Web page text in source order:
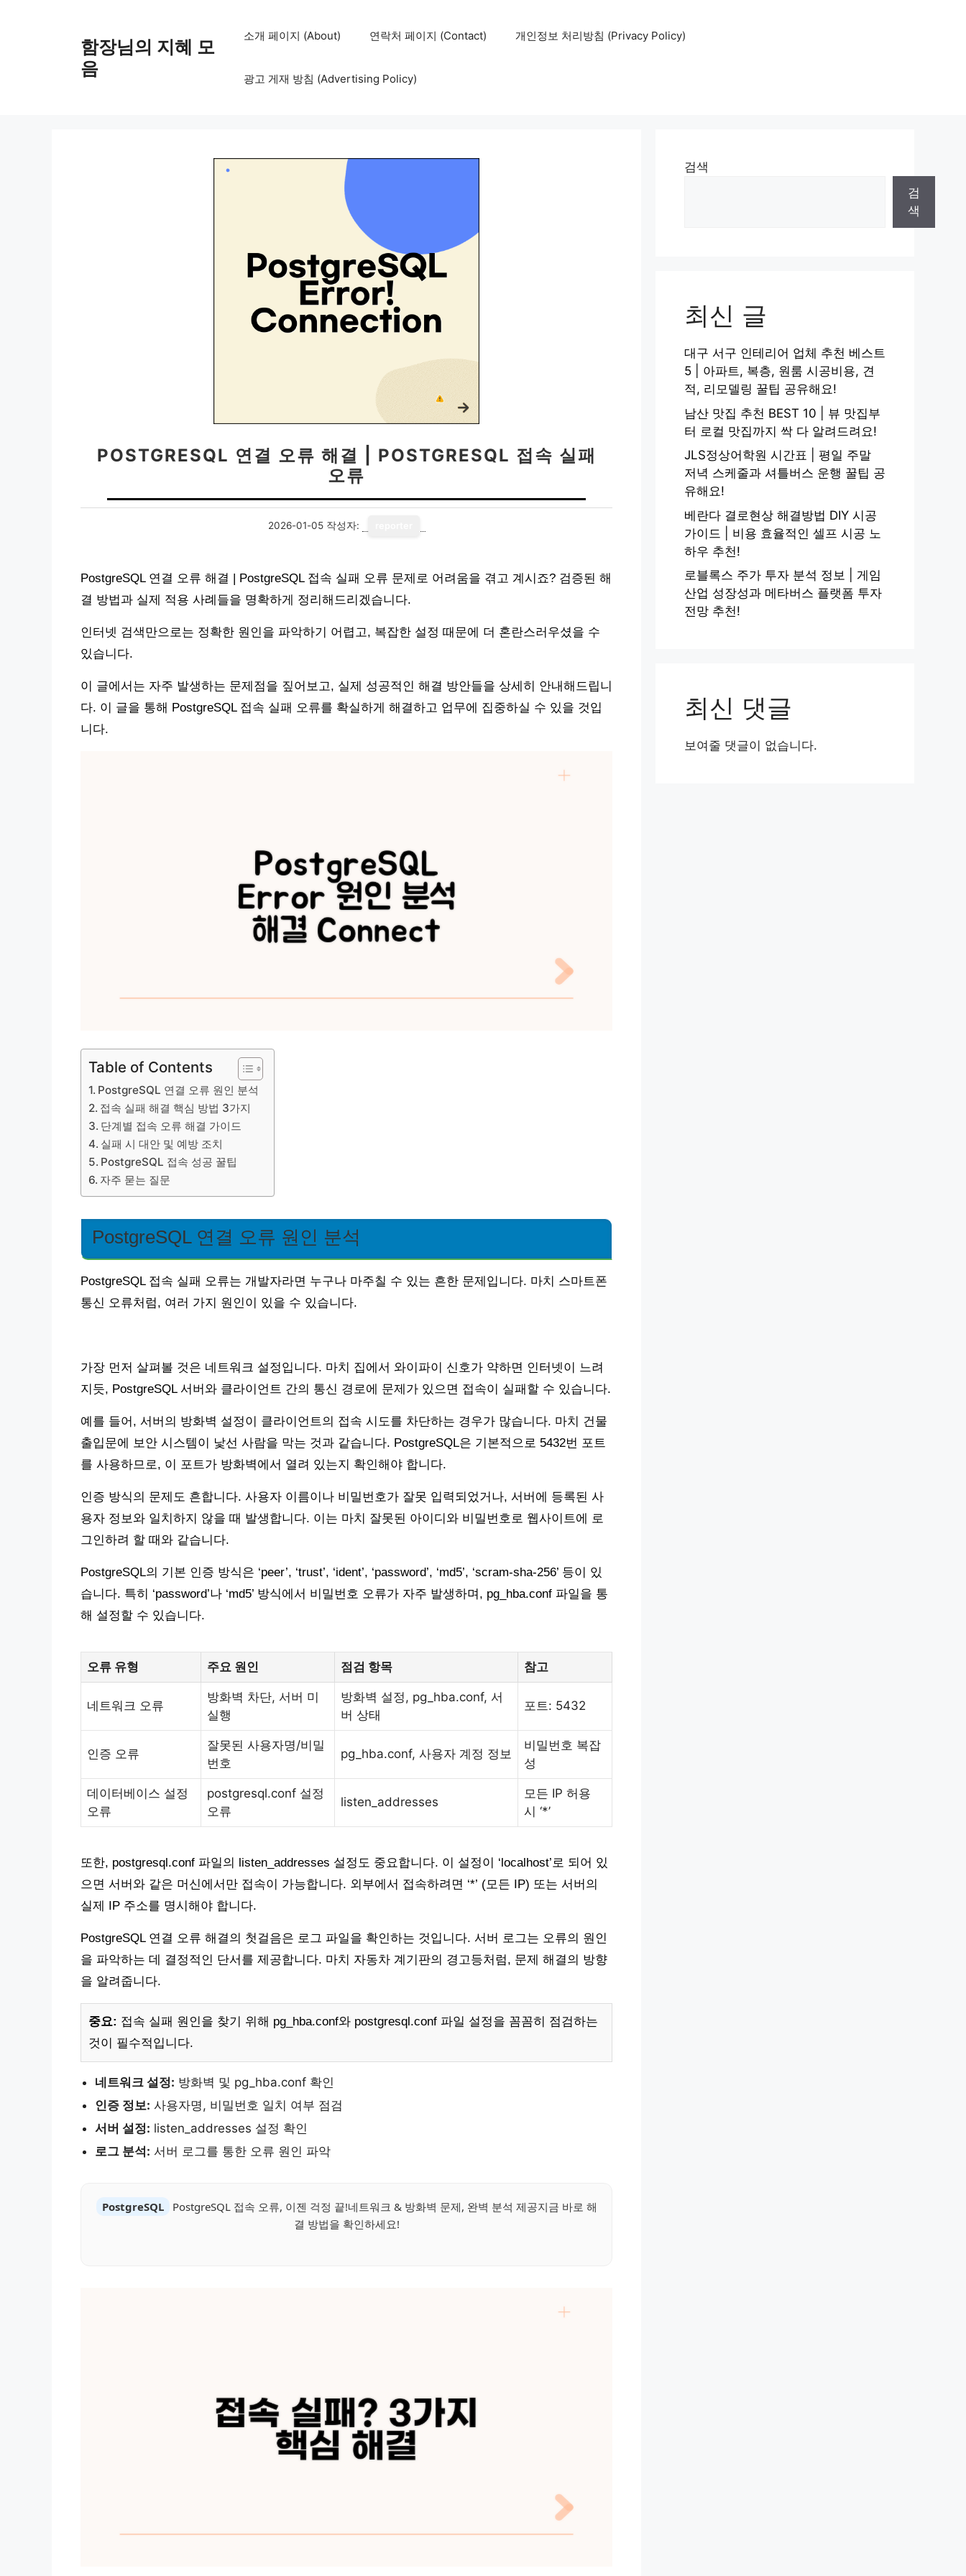
함장님의 지혜 모
음
소개 페이지 (About) 연락처 페이지 (Contact) 개인정보 처리방침 (Privacy Policy)
광고 게재 방침 (Advertising Policy)
POSTGRESQL 연결 오류 해결 | POSTGRESQL 접속 실패
오류
2026-01-05 작성자:
PostgreSQL 연결 오류 해결 | PostgreSQL 접속 실패 오류 문제로 어려움을 겪고 계시죠? 검증된 해
결 방법과 실제 적용 사례들을 명확하게 정리해드리겠습니다.
인터넷 검색만으로는 정확한 원인을 파악하기 어렵고, 복잡한 설정 때문에 더 혼란스러우셨을 수
있습니다.
이 글에서는 자주 발생하는 문제점을 짚어보고, 실제 성공적인 해결 방안들을 상세히 안내해드립니
다. 이 글을 통해 PostgreSQL 접속 실패 오류를 확실하게 해결하고 업무에 집중하실 수 있을 것입
니다.
Table of Contents
PostgreSQL 연결 오류 원인 분석
접속 실패 해결 핵심 방법 3가지
단계별 접속 오류 해결 가이드
실패 시 대안 및 예방 조치
PostgreSQL 접속 성공 꿀팁
자주 묻는 질문
PostgreSQL 연결 오류 원인 분석
PostgreSQL 접속 실패 오류는 개발자라면 누구나 마주칠 수 있는 흔한 문제입니다. 마치 스마트폰
통신 오류처럼, 여러 가지 원인이 있을 수 있습니다.
가장 먼저 살펴볼 것은 네트워크 설정입니다. 마치 집에서 와이파이 신호가 약하면 인터넷이 느려
지듯, PostgreSQL 서버와 클라이언트 간의 통신 경로에 문제가 있으면 접속이 실패할 수 있습니다.
예를 들어, 서버의 방화벽 설정이 클라이언트의 접속 시도를 차단하는 경우가 많습니다. 마치 건물
출입문에 보안 시스템이 낯선 사람을 막는 것과 같습니다. PostgreSQL은 기본적으로 5432번 포트
를 사용하므로, 이 포트가 방화벽에서 열려 있는지 확인해야 합니다.
인증 방식의 문제도 흔합니다. 사용자 이름이나 비밀번호가 잘못 입력되었거나, 서버에 등록된 사
용자 정보와 일치하지 않을 때 발생합니다. 이는 마치 잘못된 아이디와 비밀번호로 웹사이트에 로
그인하려 할 때와 같습니다.
PostgreSQL의 기본 인증 방식은 ‘peer’, ‘trust’, ‘ident’, ‘password’, ‘md5’, ‘scram-sha-256’ 등이 있
습니다. 특히 ‘password’나 ‘md5’ 방식에서 비밀번호 오류가 자주 발생하며, pg_hba.conf 파일을 통
해 설정할 수 있습니다.
오류 유형 주요 원인 점검 항목 참고
네트워크 오류
방화벽 차단, 서버 미
실행
방화벽 설정, pg_hba.conf, 서
버 상태
포트: 5432
인증 오류
잘못된 사용자명/비밀
번호
pg_hba.conf, 사용자 계정 정보
비밀번호 복잡
성
데이터베이스 설정
오류
postgresql.conf 설정
오류
listen_addresses
모든 IP 허용
시 ‘*’
또한, postgresql.conf 파일의 listen_addresses 설정도 중요합니다. 이 설정이 ‘localhost’로 되어 있
으면 서버와 같은 머신에서만 접속이 가능합니다. 외부에서 접속하려면 ‘*’ (모든 IP) 또는 서버의
실제 IP 주소를 명시해야 합니다.
PostgreSQL 연결 오류 해결의 첫걸음은 로그 파일을 확인하는 것입니다. 서버 로그는 오류의 원인
을 파악하는 데 결정적인 단서를 제공합니다. 마치 자동차 계기판의 경고등처럼, 문제 해결의 방향
을 알려줍니다.
중요: 접속 실패 원인을 찾기 위해 pg_hba.conf와 postgresql.conf 파일 설정을 꼼꼼히 점검하는
것이 필수적입니다.
네트워크 설정: 방화벽 및 pg_hba.conf 확인
인증 정보: 사용자명, 비밀번호 일치 여부 점검
서버 설정: listen_addresses 설정 확인
로그 분석: 서버 로그를 통한 오류 원인 파악
PostgreSQL
PostgreSQL 접속 오류, 이젠 걱정 끝!네트워크 & 방화벽 문제, 완벽 분석 제공지금 바로 해
결 방법을 확인하세요!
검색
검
색
최신 글
대구 서구 인테리어 업체 추천 베스트
5 | 아파트, 복층, 원룸 시공비용, 견
적, 리모델링 꿀팁 공유해요!
남산 맛집 추천 BEST 10 | 뷰 맛집부
터 로컬 맛집까지 싹 다 알려드려요!
JLS정상어학원 시간표 | 평일 주말
저녁 스케줄과 셔틀버스 운행 꿀팁 공
유해요!
베란다 결로현상 해결방법 DIY 시공
가이드 | 비용 효율적인 셀프 시공 노
하우 추천!
로블록스 주가 투자 분석 정보 | 게임
산업 성장성과 메타버스 플랫폼 투자
전망 추천!
최신 댓글
보여줄 댓글이 없습니다.